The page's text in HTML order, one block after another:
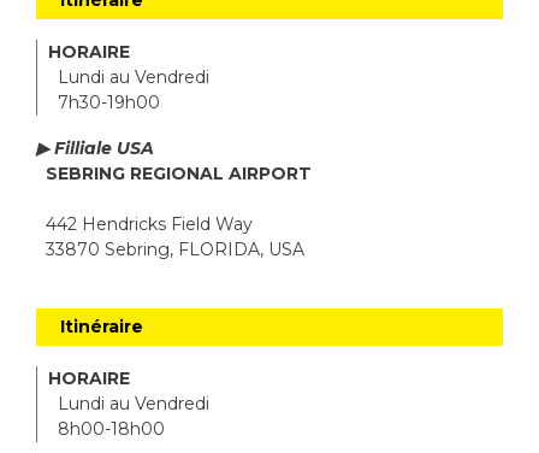
HORAIRE
Lundi au Vendredi
7h30-19h00
▶ Filliale USA
SEBRING REGIONAL AIRPORT
442 Hendricks Field Way
33870 Sebring, FLORIDA, USA
Itinéraire
HORAIRE
Lundi au Vendredi
8h00-18h00